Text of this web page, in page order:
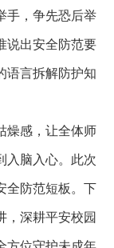
手，争先恐后举
说出安全防范要
语言拆解防护知
感，让全体师
入脑入心。此次
全防范短板。下
，深耕平安校园